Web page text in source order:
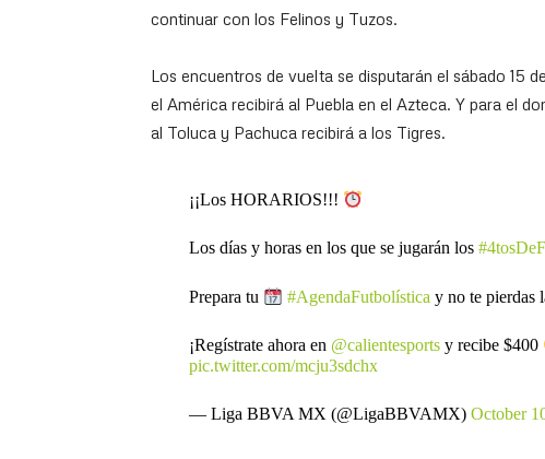
continuar con los Felinos y Tuzos.
Los encuentros de vuelta se disputarán el sábado 15
el América recibirá al Puebla en el Azteca. Y para el
al Toluca y Pachuca recibirá a los Tigres.
¡¡Los HORARIOS!!!
Los días y horas en los que se jugarán los
Prepara tu #AgendaFutbolística y no te pierdas
¡Regístrate ahora en @calientesportsy recibe $400
pic.twitter.com/mcju3sdchx
— Liga BBVA MX (@LigaBBVAMX) October